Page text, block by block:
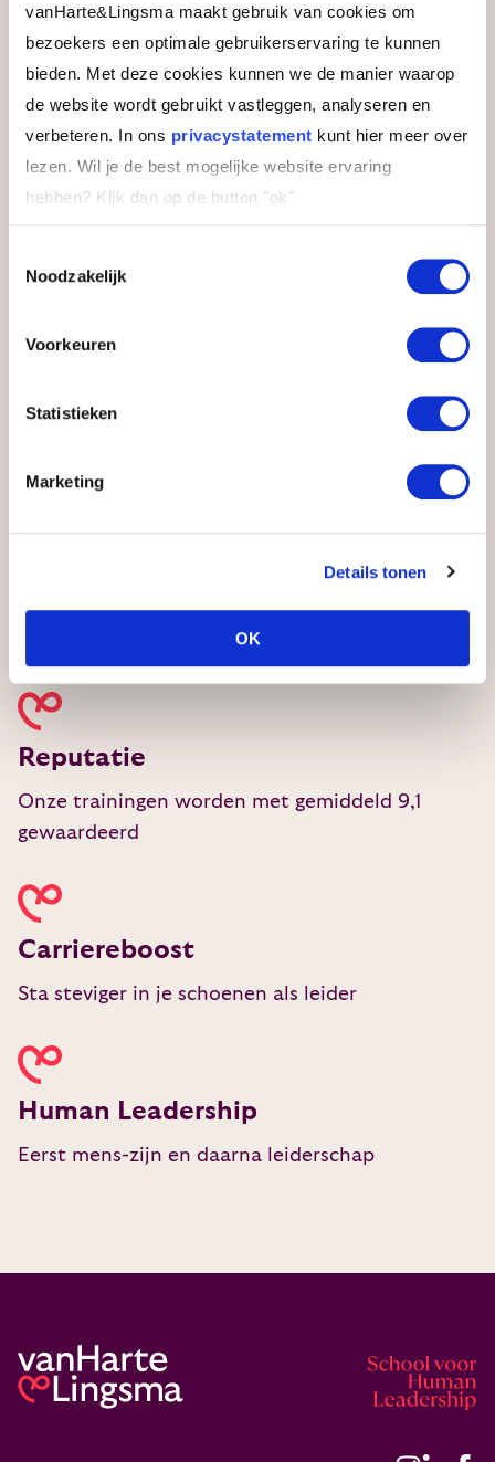
vanHarte&Lingsma maakt gebruik van cookies om
bezoekers een optimale gebruikerservaring te kunnen
bieden. Met deze cookies kunnen we de manier waarop
de website wordt gebruikt vastleggen, analyseren en
verbeteren. In ons privacystatement kunt hier meer over
lezen. Wil je de best mogelijke website ervaring
hebben? Klik dan op de button "ok''
Noodzakelijk
Voorkeuren
Statistieken
Marketing
Details tonen
OK
InstemmingJa, ik ontvang graag updates over
Door de brochure aan te vragen, ga je ermee
akkoord dat we je contactgegevens gebruiken
een vrijblijvende ontvangstcheck en passend
Geaccrediteerde opleiding met topdocenten.
Reputatie
Onze trainingen worden met gemiddeld 9,1
gewaardeerd
Carriereboost
Sta steviger in je schoenen als leider
Human Leadership
Eerst mens-zijn en daarna leiderschap